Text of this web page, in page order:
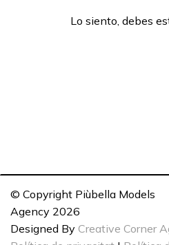
Lo siento, debes
© Copyright Piùbella Models
Agency 2026
Designed By Creative Corner